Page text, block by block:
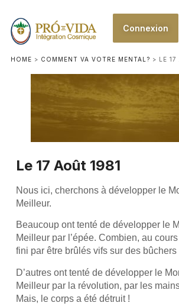
Connexion
HOME > COMMENT VA VOTRE MENTAL? > LE 17
Le 17 Août 1981
Nous ici, cherchons à développer le
Meilleur.
Beaucoup ont tenté de développer le
Meilleur par l’épée. Combien, au
fini par être brûlés vifs sur des bûchers
D’autres ont tenté de développer le
Meilleur par la révolution, par les
Mais, le corps a été détruit !